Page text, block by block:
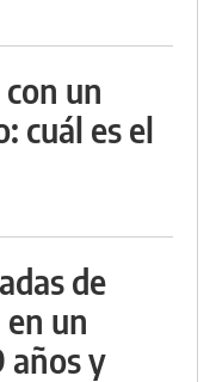
con un
cuál es el
de
en un
años y